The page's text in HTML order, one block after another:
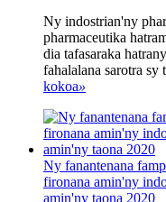
Ny indostrian'ny
pharmaceutika
dia tafasaraka
fahalalana sarotra sy
kokoa»
Ny fanantenana
fironana amin'ny
amin'ny taona 2020